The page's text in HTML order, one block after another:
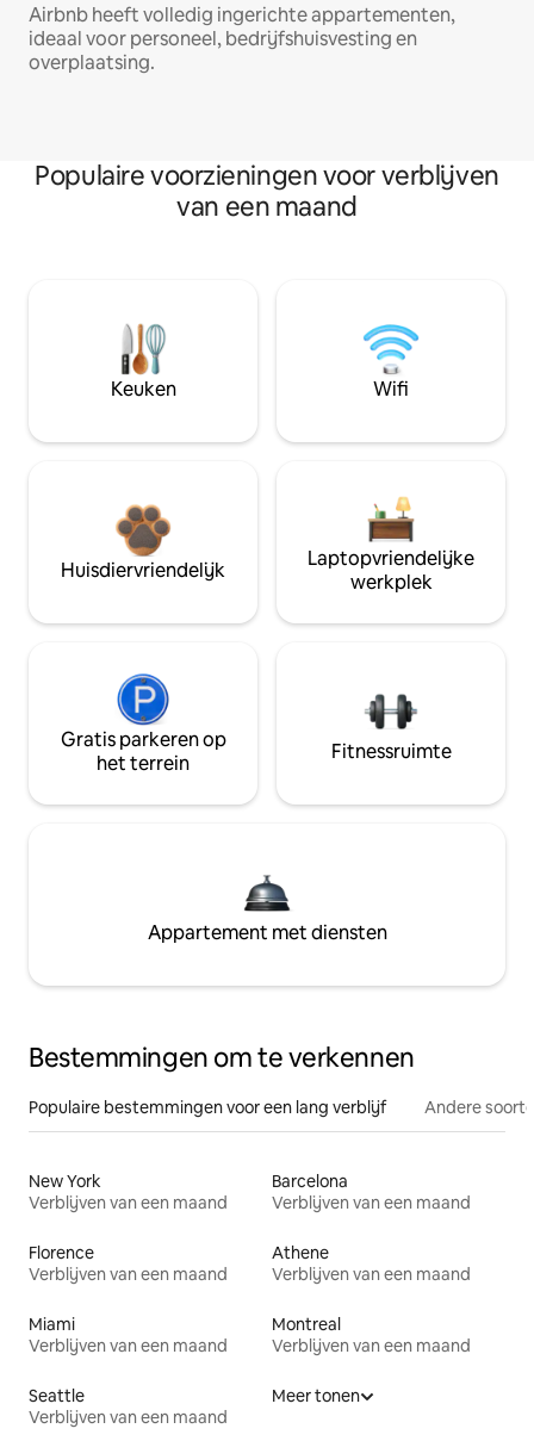
Airbnb heeft volledig ingerichte appartementen,
ideaal voor personeel, bedrijfshuisvesting en
overplaatsing.
Populaire voorzieningen voor verblijven
van een maand
Keuken Wifi
Huisdiervriendelijk
Laptopvriendelijke
werkplek
Gratis parkeren op
het terrein
Fitnessruimte
Appartement met diensten
Bestemmingen om te verkennen
Populaire bestemmingen voor een lang verblijf Andere
New York
Verblijven van een maand
Barcelona
Verblijven van een maand
Florence
Verblijven van een maand
Athene
Verblijven van een maand
Miami
Verblijven van een maand
Montreal
Verblijven van een maand
Seattle
Verblijven van een maand
Meer tonen